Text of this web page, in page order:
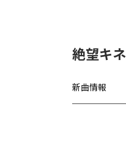
絶望キ
新曲情報